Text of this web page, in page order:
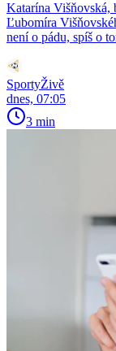
Katarína Višňovská,
Ľubomíra
není o pádu, spíš o
SportyŽivě
dnes, 07:05
3 min